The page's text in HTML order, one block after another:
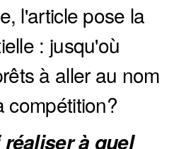
l'article pose la
: jusqu'où
à aller au nom
compétition?
à quel